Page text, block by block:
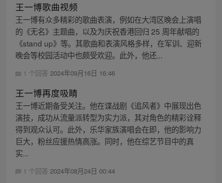
王一博歌曲视频
王一博有众多精彩的歌曲表演，例如在大湾区晚会上演唱
的《无名》主题曲，以及为庆祝香港回归 25 周年献唱的
《stand up》等。其歌曲和表演风格多样，在军训、迎新
晚会等校园活动中也颇受欢迎。此外，他还...
1 个回答 2024年09月16日 16:46
王一博再度吸睛
王一博近期备受关注。他在谍战剧《追风者》中展现出色
演技，成功从流量派转型为实力派，其对角色的精彩诠释
得到观众认可。此外，乐华家族演唱会在即，他的影响力
巨大，粉丝应援热情高涨。同时，他在综艺节目中的真
实...
1 个回答 2024年08月24日 00:44